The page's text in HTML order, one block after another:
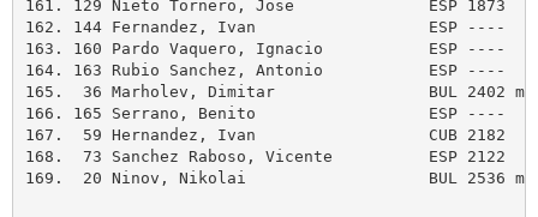
161. 129 Nieto Tornero, Jose              ESP
162. 144 Fernandez, Ivan                  ESP
163. 160 Pardo Vaquero, Ignacio           ESP
164. 163 Rubio Sanchez, Antonio           ESP
165.  36 Marholev, Dimitar                BUL 2402
166. 165 Serrano, Benito                  ESP
167.  59 Hernandez, Ivan                  CUB
168.  73 Sanchez Raboso, Vicente          ESP
169.  20 Ninov, Nikolai                   BUL 2536